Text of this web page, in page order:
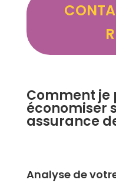
Comment je
économiser
assurance
Analyse de